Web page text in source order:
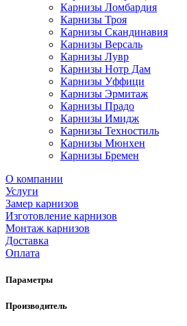
Карнизы Ломбардия
Карнизы Троя
Карнизы Скандинавия
Карнизы Версаль
Карнизы Лувр
Карнизы Нотр Дам
Карнизы Уффици
Карнизы Эрмитаж
Карнизы Прадо
Карнизы Имидж
Карнизы Техностиль
Карнизы Мюнхен
Карнизы Бремен
О компании
Услуги
Замер карнизов
Изготовление карнизов
Монтаж карнизов
Доставка
Оплата
Параметры
Производитель